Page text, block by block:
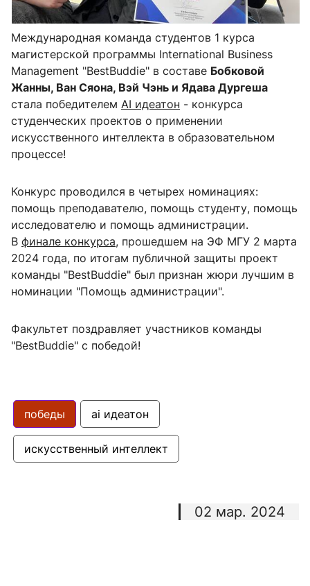
Международная команда студентов 1 курса
магистерской программы International Business
Management "BestBuddie" в составе Бобковой
Жанны, Ван Сяона, Вэй Чэнь и Ядава Дургеша
стала победителем AI идеатон - конкурса
студенческих проектов о применении
искусственного интеллекта в образовательном
процессе!
Конкурс проводился в четырех номинациях:
помощь преподавателю, помощь студенту, помощь
исследователю и помощь администрации.
В финале конкурса, прошедшем на ЭФ МГУ 2 марта
2024 года, по итогам публичной защиты проект
команды "BestBuddie" был признан жюри лучшим в
номинации "Помощь администрации".
Факультет поздравляет участников команды
"BestBuddie" с победой!
победы ai идеатон
искусственный интеллект
02 мар. 2024